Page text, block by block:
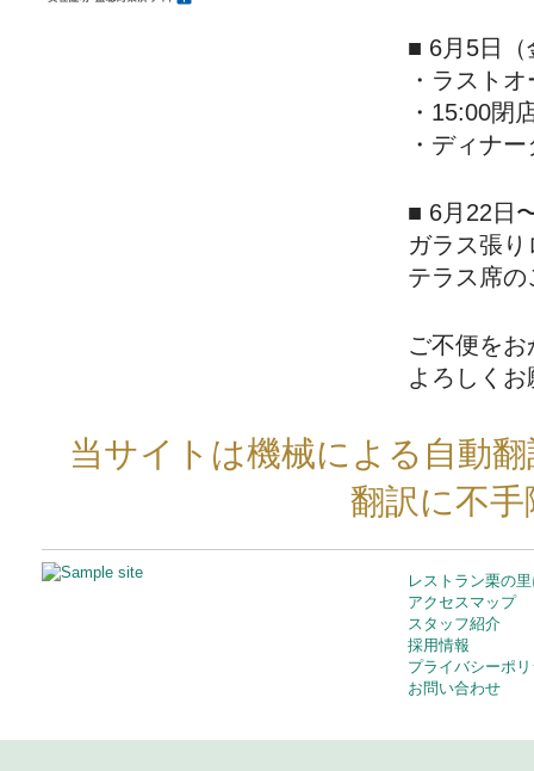
■ 6月5日（
・ラスト
・15:00閉
・ディナ
■ 6月22日
ガラス張
テラス席
ご不便を
よろしく
当サイトは機械による自動
翻訳に不
レストラン栗の
アクセスマップ
スタッフ紹介
採用情報
プライバシーポ
お問い合わせ